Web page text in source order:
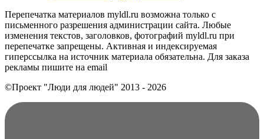
Перепечатка материалов myldl.ru возможна только с
письменного разрешения администрации сайта. Любые
изменения текстов, заголовков, фотографий myldl.ru при
перепечатке запрещены. Активная и индексируемая
гиперссылка на источник материала обязательна. Для заказа
рекламы пишите на еmail
©Проект "Люди для людей" 2013 - 2026